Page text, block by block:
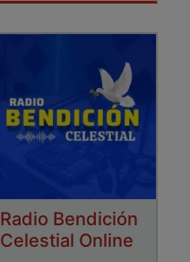
Radio Bendición
Celestial Online